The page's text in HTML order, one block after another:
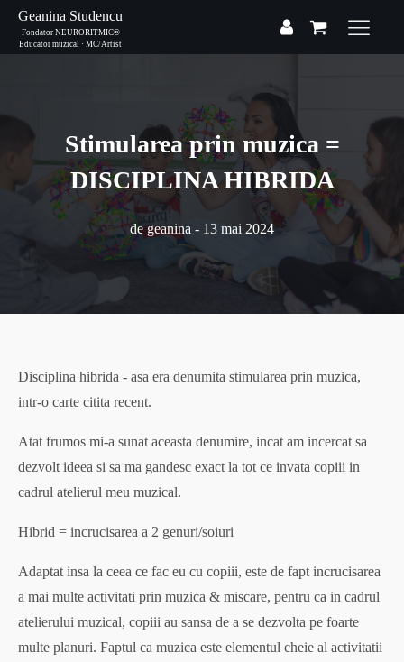
Geanina Studencu
Fondator NEURORITMIC®
Educator muzical · MC/Artist
Stimularea prin muzica =
DISCIPLINA HIBRIDA
degeanina - 13 mai 2024
Disciplina hibrida - asa era denumita stimularea prin muzica,
intr-o carte citita recent.
Atat frumos mi-a sunat aceasta denumire, incat am incercat sa
dezvolt ideea si sa ma gandesc exact la tot ce invata copiii in
cadrul atelierul meu muzical.
Hibrid = incrucisarea a 2 genuri/soiuri
Adaptat insa la ceea ce fac eu cu copiii, este de fapt incrucisarea
a mai multe activitati prin muzica & miscare, pentru ca in cadrul
atelierului muzical, copiii au sansa de a se dezvolta pe foarte
multe planuri. Faptul ca muzica este elementul cheie al activitatii